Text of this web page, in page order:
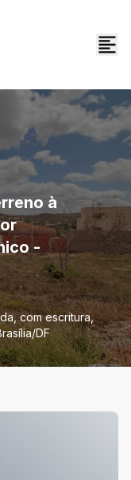
à
-
com escritura,
DF